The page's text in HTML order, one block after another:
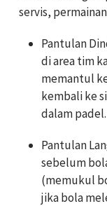
servis,
Pantulan
di area tim
memantul
kembali ke
dalam padel.
Pantulan
sebelum
(memukul
jika bola